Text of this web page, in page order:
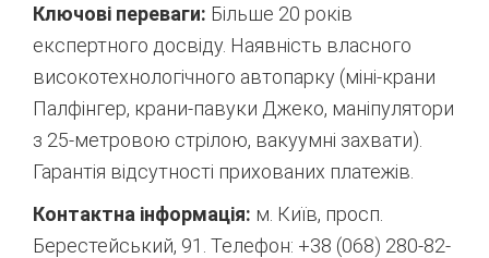
Ключові переваги: Більше 20 років
експертного досвіду. Наявність власного
високотехнологічного автопарку (міні-крани
Палфінгер, крани-павуки Джеко, маніпулятори
з 25-метровою стрілою, вакуумні захвати).
Гарантія відсутності прихованих платежів.
Контактна інформація: м. Київ, просп.
Берестейський, 91. Телефон: +38 (068) 280-82-